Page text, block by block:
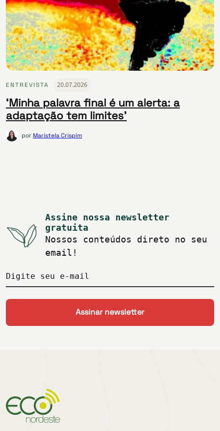
ENTREVISTA 20.07.2026
‘Minha palavra final é um alerta: a
adaptação tem limites’
por Maristela Crispim
Assine nossa newsletter
gratuita
Nossos conteúdos direto no seu
email!
Digite seu e-mail